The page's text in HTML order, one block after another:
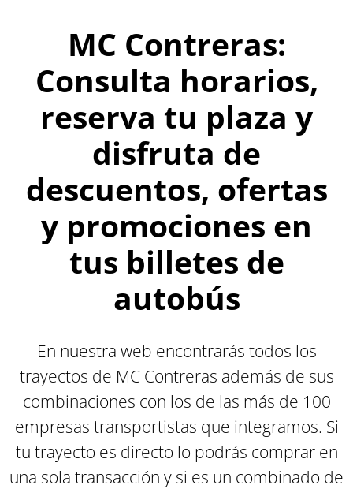
MC Contreras:
Consulta horarios,
reserva tu plaza y
disfruta de
descuentos, ofertas
y promociones en
tus billetes de
autobús
En nuestra web encontrarás todos los
trayectos de MC Contreras además de sus
combinaciones con los de las más de 100
empresas transportistas que integramos. Si
tu trayecto es directo lo podrás comprar en
una sola transacción y si es un combinado de